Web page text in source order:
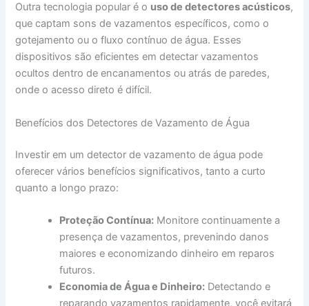
Outra tecnologia popular é o uso de detectores acústicos,
que captam sons de vazamentos específicos, como o
gotejamento ou o fluxo contínuo de água. Esses
dispositivos são eficientes em detectar vazamentos
ocultos dentro de encanamentos ou atrás de paredes,
onde o acesso direto é difícil.
Benefícios dos Detectores de Vazamento de Água
Investir em um detector de vazamento de água pode
oferecer vários benefícios significativos, tanto a curto
quanto a longo prazo:
Proteção Contínua: Monitore continuamente a
presença de vazamentos, prevenindo danos
maiores e economizando dinheiro em reparos
futuros.
Economia de Água e Dinheiro: Detectando e
reparando vazamentos rapidamente, você evitará